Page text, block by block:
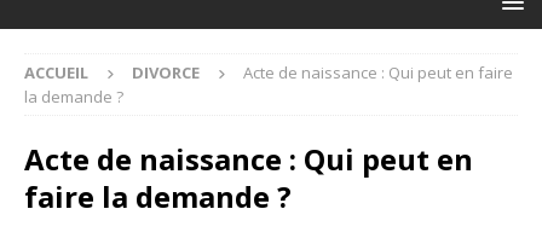
ACCUEIL DIVORCE
Acte de naissance : Qui peut en faire
la demande ?
Acte de naissance : Qui peut en
faire la demande ?